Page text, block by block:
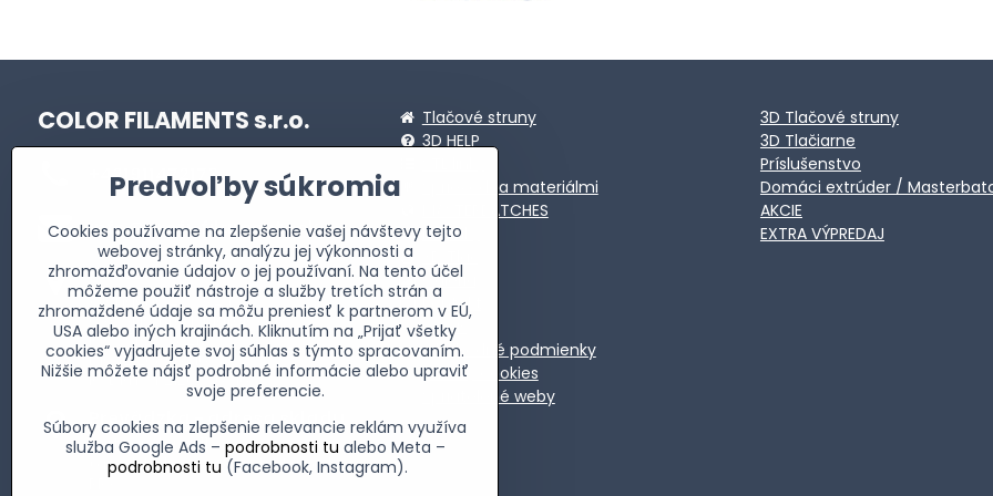
COLOR FILAMENTS s.r.o.
+421911472173
info​@profi-filaments​.sk
Fakturačná adresa
Allendeho 2735/24
059 51 Poprad-Matejovce
IČO: 51 993 821
DIČ: 2120856716
IČ DPH: SK2120856716
Prevádzka - adresa skladu
Partizánska 3811
(areál Jadimex - oproti Mercedesu
PP)
Tlačové struny
3D HELP
Sprievodca materiálmi
MASTERBATCHES
Novinky
Galéria
Kontakt
O nás
Obchodné podmienky
Súbory cookies
Spriatelené weby
3D Tlačové struny
3D Tlačiarne
Príslušenstvo
Domáci extrúder /
AKCIE
EXTRA VÝPREDAJ
Predvoľby súkromia
Cookies používame na zlepšenie vašej návštevy tejto
webovej stránky, analýzu jej výkonnosti a
zhromažďovanie údajov o jej používaní. Na tento účel
môžeme použiť nástroje a služby tretích strán a
zhromaždené údaje sa môžu preniesť k partnerom v EÚ,
USA alebo iných krajinách. Kliknutím na „Prijať všetky
cookies“ vyjadrujete svoj súhlas s týmto spracovaním.
Nižšie môžete nájsť podrobné informácie alebo upraviť
svoje preferencie.
Súbory cookies na zlepšenie relevancie reklám využíva
služba Google Ads – podrobnosti tu alebo Meta –
podrobnosti tu (Facebook, Instagram).